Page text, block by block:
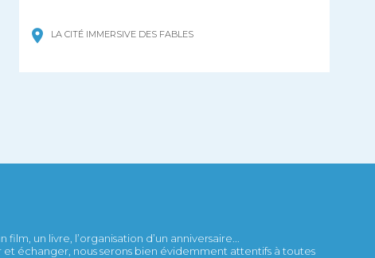
LA CITÉ IMMERSIVE DES FABLES
un livre, l’organisation d’un anniversaire...
échanger, nous serons bien évidemment attentifs à toutes